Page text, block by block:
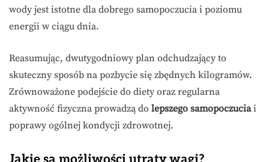
wody jest istotne dla dobrego samopoczucia i poziomu
energii w ciągu dnia.
Reasumując, dwutygodniowy plan odchudzający to
skuteczny sposób na pozbycie się zbędnych kilogramów.
Zrównoważone podejście do diety oraz regularna
aktywność fizyczna prowadzą do lepszego samopoczuciai
poprawy ogólnej kondycji zdrowotnej.